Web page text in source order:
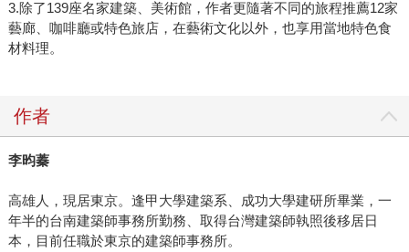
3.除了139座名家建築、美術館，作者更隨著不同的旅程推薦12家
藝廊、咖啡廳或特色旅店，在藝術文化以外，也享用當地特色食
材料理。
作者
李昀蓁
高雄人，現居東京。逢甲大學建築系、成功大學建研所畢業，一
年半的台南建築師事務所勤務、取得台灣建築師執照後移居日
本，目前任職於東京的建築師事務所。